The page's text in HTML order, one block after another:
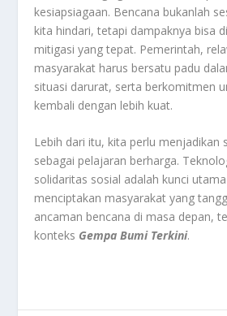
kesiapsiagaan. Bencana bukanlah
kita hindari, tetapi dampaknya bisa
mitigasi yang tepat. Pemerintah,
masyarakat harus bersatu padu
situasi darurat, serta berkomitmen
kembali dengan lebih kuat.
Lebih dari itu, kita perlu menjadikan
sebagai pelajaran berharga.
solidaritas sosial adalah kunci
menciptakan masyarakat yang
ancaman bencana di masa depan,
konteks Gempa Bumi Terkini.